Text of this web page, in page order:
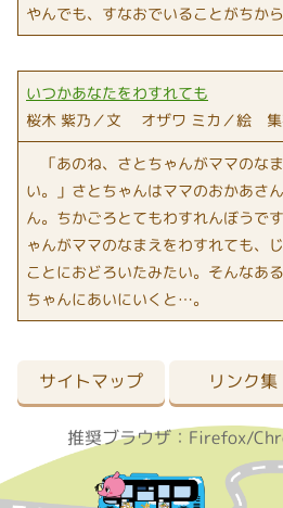
やんでも、すなおでいることがちか
いつかあなたをわすれても
桜木 紫乃／文 オザワ ミカ／絵
「あのね、さとちゃんがママのな
い。」さとちゃんはママのおかあさ
ん。ちかごろとてもわすれんぼうで
ゃんがママのなまえをわすれても、
ことにおどろいたみたい。そんなあ
ちゃんにあいにいくと…。
サイトマップ リンク集
推奨ブラウザ：Firefox/